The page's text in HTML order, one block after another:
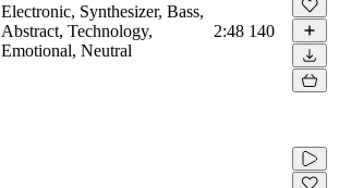
Electronic, Synthesizer, Bass,
Abstract, Technology,
Emotional, Neutral
2:48 140